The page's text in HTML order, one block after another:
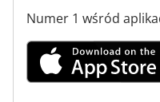
Numer 1 wśród